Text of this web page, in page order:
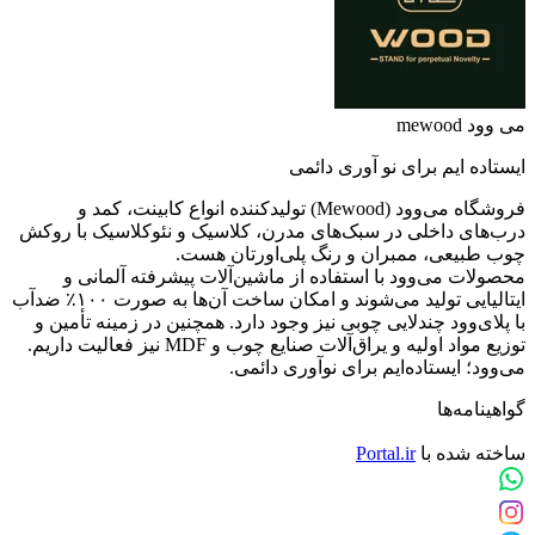
می وود mewood
ایستاده ایم برای نو آوری دائمی
فروشگاه می‌وود (Mewood) تولیدکننده انواع کابینت، کمد و
درب‌های داخلی در سبک‌های مدرن، کلاسیک و نئوکلاسیک با روکش
چوب طبیعی، ممبران و رنگ پلی‌اورتان هست.
محصولات می‌وود با استفاده از ماشین‌آلات پیشرفته آلمانی و
ایتالیایی تولید می‌شوند و امکان ساخت آن‌ها به صورت ۱۰۰٪ ضدآب
با پلای‌وود چندلایی چوبی نیز وجود دارد. همچنین در زمینه تأمین و
توزیع مواد اولیه و یراق‌آلات صنایع چوب و MDF نیز فعالیت داریم.
می‌وود؛ ایستاده‌ایم برای نوآوری دائمی.
گواهینامه‌ها
ساخته شده باPortal.ir